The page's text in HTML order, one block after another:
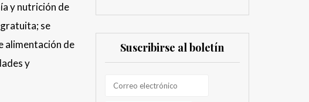
y nutrición de
se
alimentación de
y
Suscribirse al boletín